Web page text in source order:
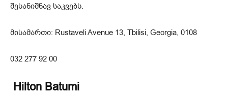
შესანიშნავ საკვებს.
მისამართი: Rustaveli Avenue 13, Tbilisi, Georgia, 0108
032 277 92 00
Hilton Batumi